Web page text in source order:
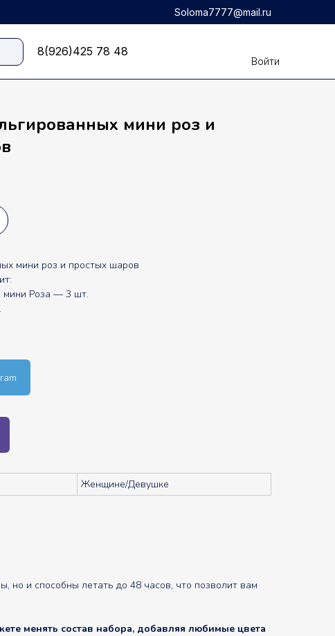
Soloma7777@mail.ru
Войти
8(926)425 78 48
8(926)425 78 48
мини роз и
мини роз и простых шаров
мини Роза — 3 шт.
Женщине/Девушке
и способны летать до 48 часов, что позволит вам
менять состав набора, добавляя любимые цвета